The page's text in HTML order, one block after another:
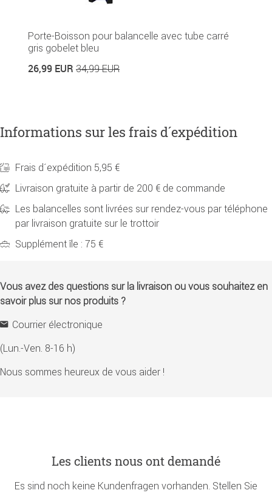
Porte-Boisson pour balancelle avec tube carré
gris gobelet bleu
26,99 EUR 34,99 EUR
Informations sur les frais d´expédition
Frais d´expédition 5,95 €
Livraison gratuite à partir de 200 € de commande
Les balancelles sont livrées sur rendez-vous par téléphone
par livraison gratuite sur le trottoir
Supplément île : 75 €
Vous avez des questions sur la livraison ou vous souhaitez en
savoir plus sur nos produits ?
Courrier électronique
(Lun.-Ven. 8-16 h)
Nous sommes heureux de vous aider !
Les clients nous ont demandé
Es sind noch keine Kundenfragen vorhanden. Stellen Sie